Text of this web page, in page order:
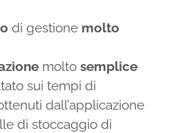
di gestione molto
molto semplice
sui tempi di
dall’applicazione
di stoccaggio di